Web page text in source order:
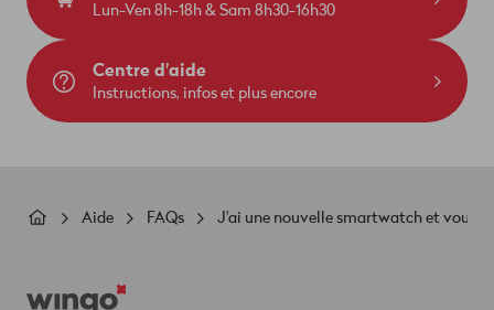
Lun-Ven 8h-18h & Sam 8h30-16h30
Centre d'aide
Instructions, infos et plus encore
Fil
Aide FAQs J'ai une nouvelle smartwatch et